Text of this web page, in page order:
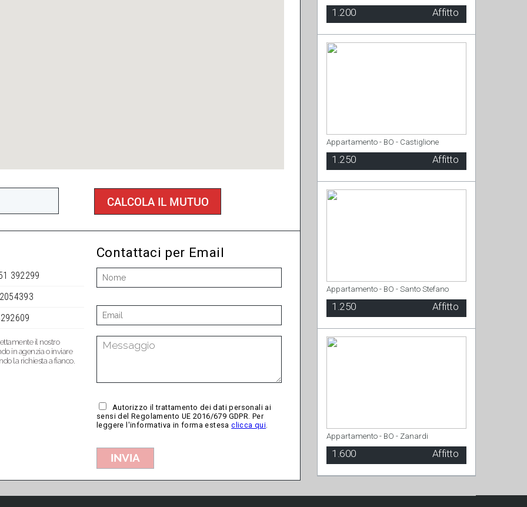
1.200 Affitto
Appartamento - BO - Castiglione
1.250 Affitto
Appartamento - BO - Santo Stefano
1.250 Affitto
Appartamento - BO - Zanardi
1.600 Affitto
392299
il nostro
in agenzia o inviare
la richiesta a fianco.
Contattaci per Email
Autorizzo il trattamento dei dati personali ai
sensi del Regolamento UE 2016/679 GDPR. Per
leggere l'informativa in forma estesaclicca qui.